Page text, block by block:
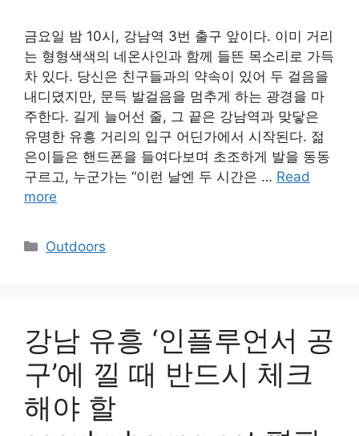
금요일 밤 10시, 강남역 3번 출구 앞이다. 이미 거리
는 형형색색의 네온사인과 함께 들뜬 목소리로 가득
차 있다. 당신은 친구들과의 약속이 있어 두 걸음을
내디뎠지만, 문득 발걸음을 멈추게 하는 광경을 마
주한다. 길게 늘어선 줄, 그 끝은 강남역과 맞닿은
유명한 유흥 거리의 입구 어딘가에서 시작된다. 젊
은이들은 핸드폰을 들여다보며 초조하게 발을 동동
구르고, 누군가는 “이런 날엔 두 시간은 … Read
more
Categories
Outdoors
강남 유흥 ‘인플루언서 공
구’에 낄 때 반드시 체크
해야 할